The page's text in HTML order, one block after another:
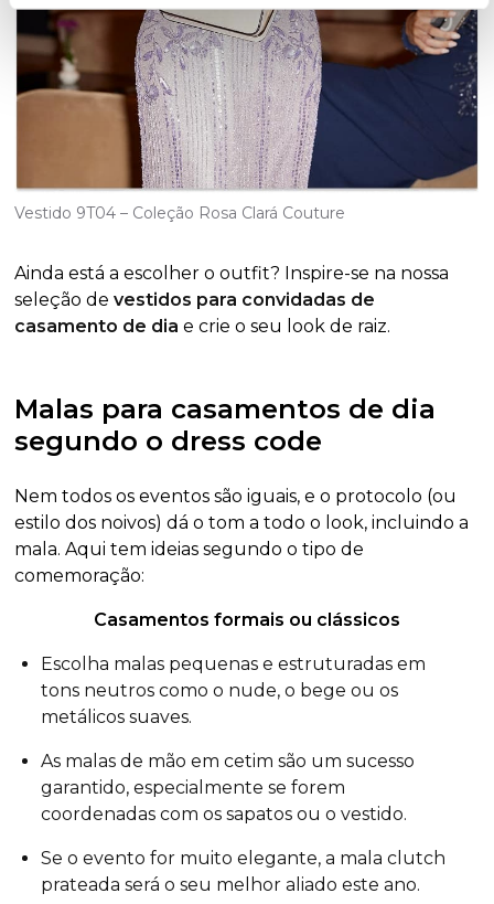
Vestido 9T04 – Coleção Rosa Clará Couture
Ainda está a escolher o outfit? Inspire-se na nossa
seleção devestidos para convidadas de
casamento de dia e crie o seu look de raiz.
Malas para casamentos de dia
segundo o dress code
Nem todos os eventos são iguais, e o protocolo (ou
estilo dos noivos) dá o tom a todo o look, incluindo a
mala. Aqui tem ideias segundo o tipo de
comemoração:
Casamentos formais ou clássicos
Escolha malas pequenas e estruturadas em
tons neutros como o nude, o bege ou os
metálicos suaves.
As malas de mão em cetim são um sucesso
garantido, especialmente se forem
coordenadas com os sapatos ou o vestido.
Se o evento for muito elegante, a mala clutch
prateada será o seu melhor aliado este ano.